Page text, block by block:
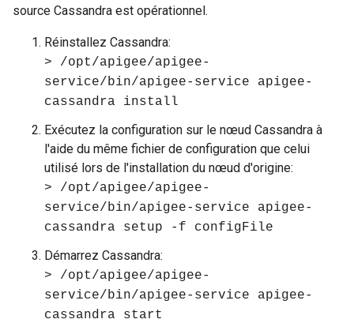
source Cassandra est opérationnel.
Réinstallez Cassandra:
> /opt/apigee/apigee-
service/bin/apigee-service apigee-
cassandra install
Exécutez la configuration sur le nœud Cassandra à
l'aide du même fichier de configuration que celui
utilisé lors de l'installation du nœud d'origine:
> /opt/apigee/apigee-
service/bin/apigee-service apigee-
cassandra setup -f configFile
Démarrez Cassandra:
> /opt/apigee/apigee-
service/bin/apigee-service apigee-
cassandra start